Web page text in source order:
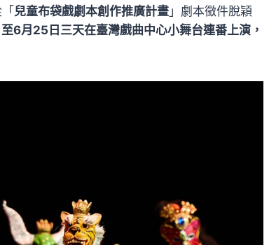
兒童布袋戲劇本創作推廣計畫 」劇本徵件脫穎
6月25日三天在臺灣戲曲中心小舞台連番上演，